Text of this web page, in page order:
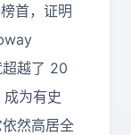
首，证明
越了 20
为有史
然高居全